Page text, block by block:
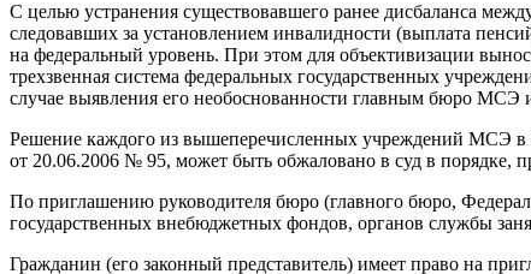
С целью устранения существовавшего ранее дисбаланса
следовавших за установлением инвалидности (выплата
на федеральный уровень. При этом для объективизации
трехзвенная система федеральных государственных
случае выявления его необоснованности главным бюро
Решение каждого из вышеперечисленных учреждений МСЭ в
от 20.06.2006 № 95, может быть обжаловано в суд в порядке,
По приглашению руководителя бюро (главного бюро,
государственных внебюджетных фондов, органов службы
Гражданин (его законный представитель) имеет право на